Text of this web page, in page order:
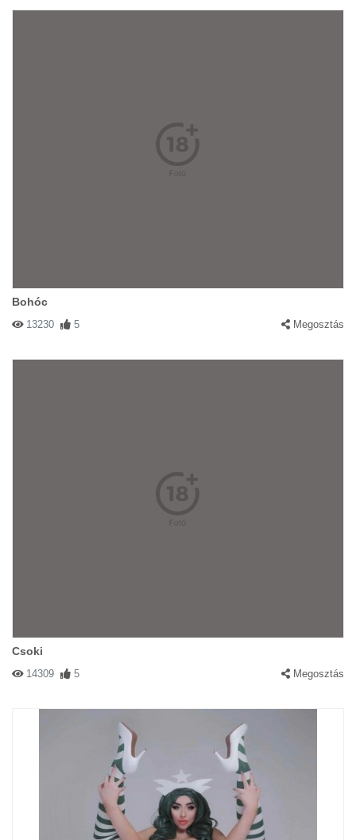
Bohóc
13230 5 Megosztás
Csoki
14309 5 Megosztás